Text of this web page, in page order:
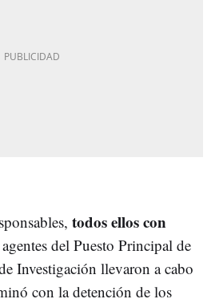
todos ellos con
del Puesto Principal de
Investigación llevaron a cabo
con la detención de los